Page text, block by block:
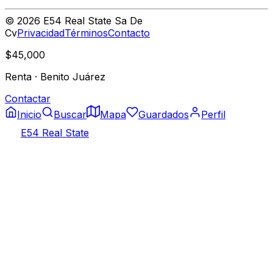
© 2026 E54 Real State Sa De
CvPrivacidadTérminosContacto
$45,000
Renta · Benito Juárez
Contactar
Inicio
Buscar Mapa Guardados
Perfil
E54 Real State